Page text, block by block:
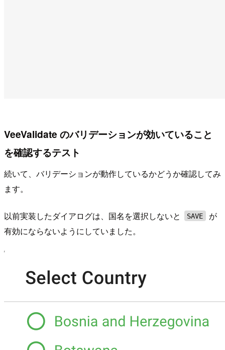
VeeValidate のバリデーションが効いていること
を確認するテスト
続いて、バリデーションが動作しているかどうか確認してみ
ます。
以前実装したダイアログは、国名を選択しないと SAVE
が
有効にならないようにしていました。